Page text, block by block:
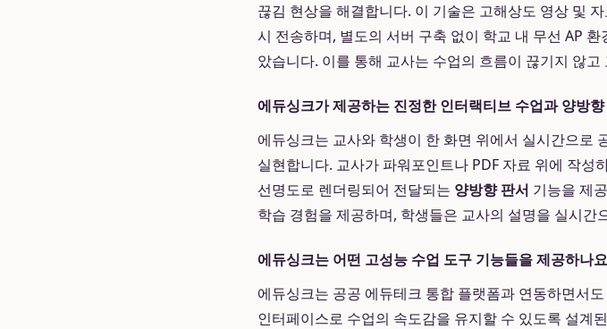
끊김 현상을 해결합니다. 이 기술은 고해상도 영상 및
시 전송하며, 별도의 서버 구축 없이 학교 내 무선 AP
았습니다. 이를 통해 교사는 수업의 흐름이 끊기지 않
에듀싱크가 제공하는 진정한 인터랙티브 수업과 양방
에듀싱크는 교사와 학생이 한 화면 위에서 실시간으로
실현합니다. 교사가 파워포인트나 PDF 자료 위에 작성
선명도로 렌더링되어 전달되는 양방향 판서 기능을 제
학습 경험을 제공하며, 학생들은 교사의 설명을 실시
에듀싱크는 어떤 고성능 수업 도구 기능들을 제공하나
에듀싱크는 공공 에듀테크 통합 플랫폼과 연동하면서
인터페이스로 수업의 속도감을 유지할 수 있도록 설계된